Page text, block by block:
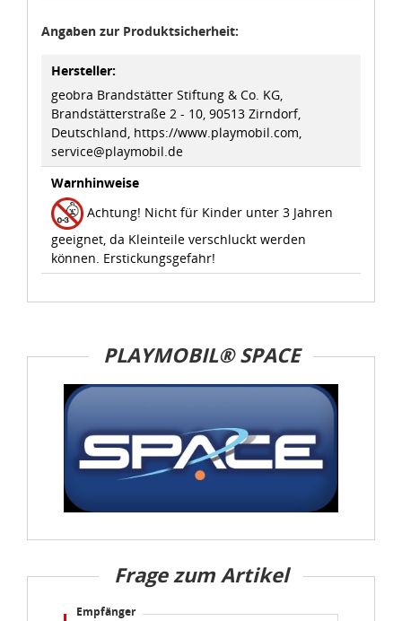
Angaben zur Produktsicherheit:
Hersteller:
geobra Brandstätter Stiftung & Co. KG,
Brandstätterstraße 2 - 10, 90513 Zirndorf,
Deutschland, https://www.playmobil.com,
service@playmobil.de
Warnhinweise
Achtung! Nicht für Kinder unter 3 Jahren
geeignet, da Kleinteile verschluckt werden
können. Erstickungsgefahr!
PLAYMOBIL® SPACE
Frage zum Artikel
Empfänger